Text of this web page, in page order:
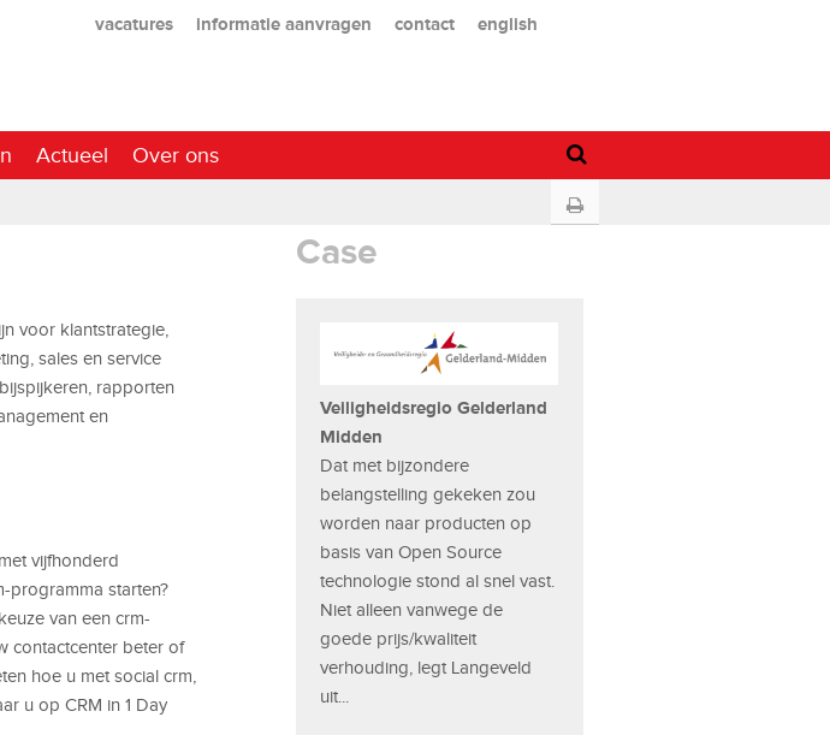
vacatures informatie aanvragen contact english
Actueel Over ons
voor klantstrategie,
sales en service
rapporten
en
vijfhonderd
programma starten?
van een crm-
contactcenter beter of
hoe u met social crm,
u op CRM in 1 Day
Case
Veiligheidsregio Gelderland
Midden
Dat met bijzondere
belangstelling gekeken zou
worden naar producten op
basis van Open Source
technologie stond al snel vast.
Niet alleen vanwege de
goede prijs/kwaliteit
verhouding, legt Langeveld
uit...